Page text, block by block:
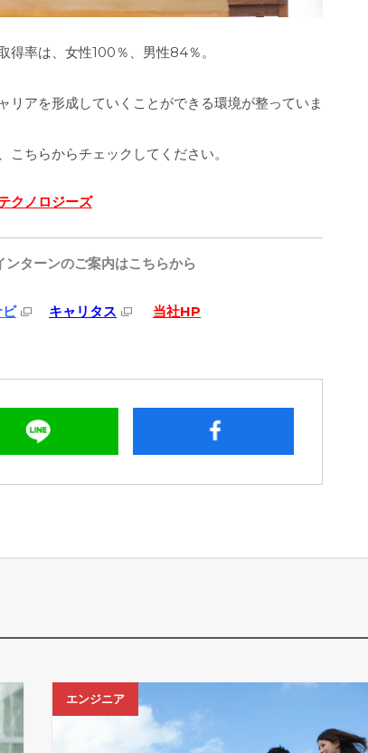
得率は、女性100％、男性84％。
リアを形成していくことができる環境が整っていま
ちらからチェックしてください。
クノロジーズ
ンターンのご案内はこちらから
ビ キャリタス 当社HP
エンジニア